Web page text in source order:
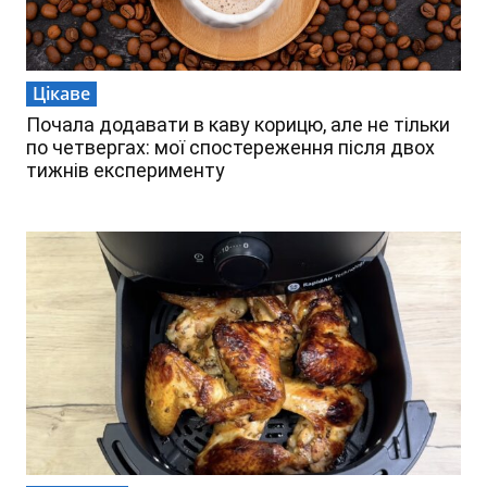
Цікаве
Почала додавати в каву корицю, але не тільки
по четвергах: мої спостереження після двох
тижнів експерименту